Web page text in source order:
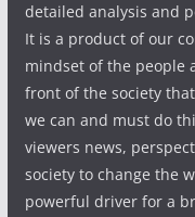
detailed analysis and
It is a product of our
mindset of the people
front of the society
we can and must do
viewers news,
society to change the
powerful driver for a